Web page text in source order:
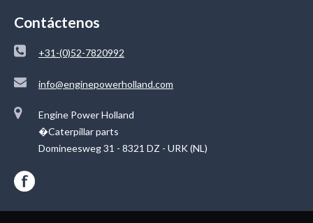
Contáctenos
+31-(0)52-7820992
info@enginepowerholland.com
Engine Power Holland
�Caterpillar parts
Domineesweg 31 - 8321 DZ - URK (NL)